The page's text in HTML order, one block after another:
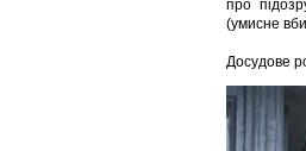
про
(умисне
Досудове